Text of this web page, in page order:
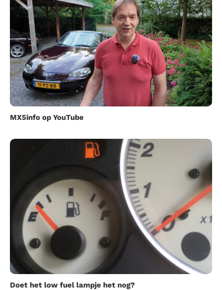
MX5info op YouTube
Doet het low fuel lampje het nog?